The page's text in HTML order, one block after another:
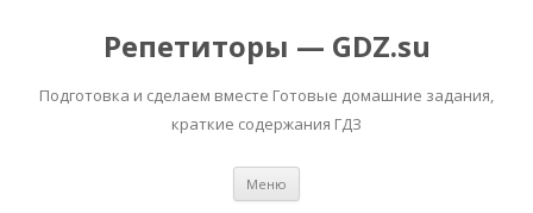
Репетиторы — GDZ.su
Подготовка и сделаем вместе Готовые домашние задания,
краткие содержания ГДЗ
Меню